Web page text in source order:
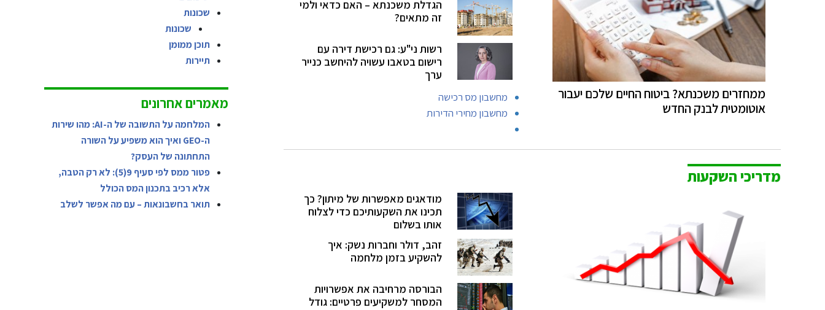
ממחזרים משכנתא? ביטוח החיים שלכם יעבור
אוטומטית לבנק החדש
הגדלת משכנתא – האם כדאי ולמי
זה מתאים?
רשות ני"ע: גם רכישת דירה עם
רישום בטאבו עשויה להיחשב כנייר
ערך
מחשבון מס רכישה
מחשבון מחירי הדירות
מדריכי השקעות
מודאגים מאפשרות של מיתון? כך
תכינו את השקעותיכם כדי לצלוח
אותו בשלום
זהב, דולר וחברות נשק: איך
להשקיע בזמן מלחמה
הבורסה מרחיבה את אפשרויות
המסחר למשקיעים פרטיים: גודל
שכונות
שכונות
תוכן ממומן
תיירות
מאמרים אחרונים
המלחמה על התשובה של ה-AI: מהו שירות
ה-GEO ואיך הוא משפיע על השורה
התחתונה של העסק?
פטור ממס לפי סעיף 9(5): לא רק הטבה,
אלא רכיב בתכנון המס הכולל
תואר בחשבונאות – עם מה אפשר לשלב